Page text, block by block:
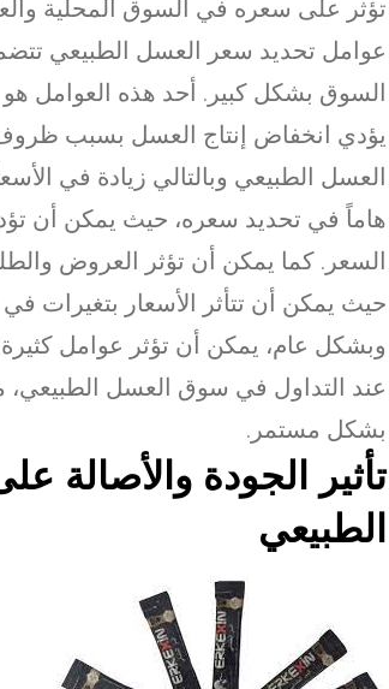
تؤثر على سعره في السوق المحلية
عوامل تحديد سعر العسل الطبيعي
السوق بشكل كبير. أحد هذه العوامل
يؤدي انخفاض إنتاج العسل بسبب
العسل الطبيعي وبالتالي زيادة في
هاماً في تحديد سعره، حيث يمكن أن
السعر. كما يمكن أن تؤثر العروض
حيث يمكن أن تتأثر الأسعار بتغيرات
وبشكل عام، يمكن أن تؤثر عوامل
عند التداول في سوق العسل الطبيعي،
بشكل مستمر.
تأثير الجودة والأصالة
الطبيعي